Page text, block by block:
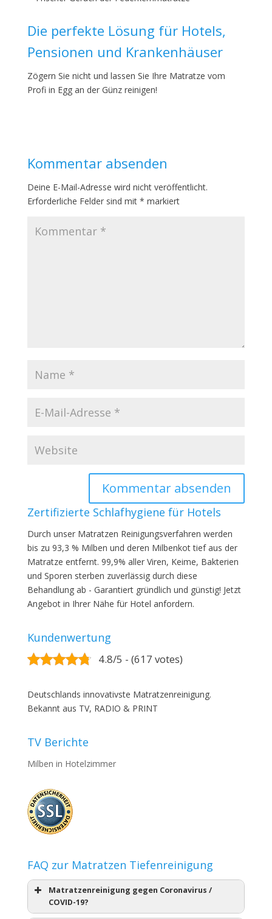
Die perfekte Lösung für Hotels,
Pensionen und Krankenhäuser
Zögern Sie nicht und lassen Sie Ihre Matratze vom
Profi in Egg an der Günz reinigen!
Kommentar absenden
Deine E-Mail-Adresse wird nicht veröffentlicht.
Erforderliche Felder sind mit * markiert
Zertifizierte Schlafhygiene für Hotels
Durch unser Matratzen Reinigungsverfahren werden
bis zu 93,3 % Milben und deren Milbenkot tief aus der
Matratze entfernt. 99,9% aller Viren, Keime, Bakterien
und Sporen sterben zuverlässig durch diese
Behandlung ab - Garantiert gründlich und günstig! Jetzt
Angebot in Ihrer Nähe für Hotel anfordern.
Kundenwertung
4.8/5 - (617 votes)
Deutschlands innovativste Matratzenreinigung.
Bekannt aus TV, RADIO & PRINT
TV Berichte
Milben in Hotelzimmer
FAQ zur Matratzen Tiefenreinigung
Matratzenreinigung gegen Coronavirus /
COVID-19?